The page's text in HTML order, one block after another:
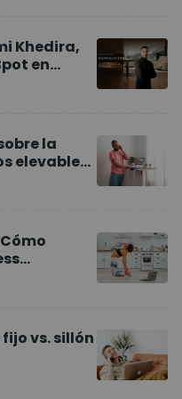
Khedira,
en
la
elevables
vs. sillón